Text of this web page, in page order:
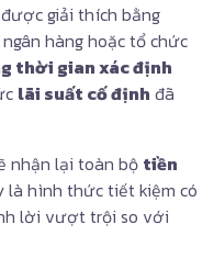
giải thích bằng
hàng hoặc tổ chức
thời gian xác định
lãi suất cố định đã
nhận lại toàn bộ tiền
là hình thức tiết kiệm có
lời vượt trội so với